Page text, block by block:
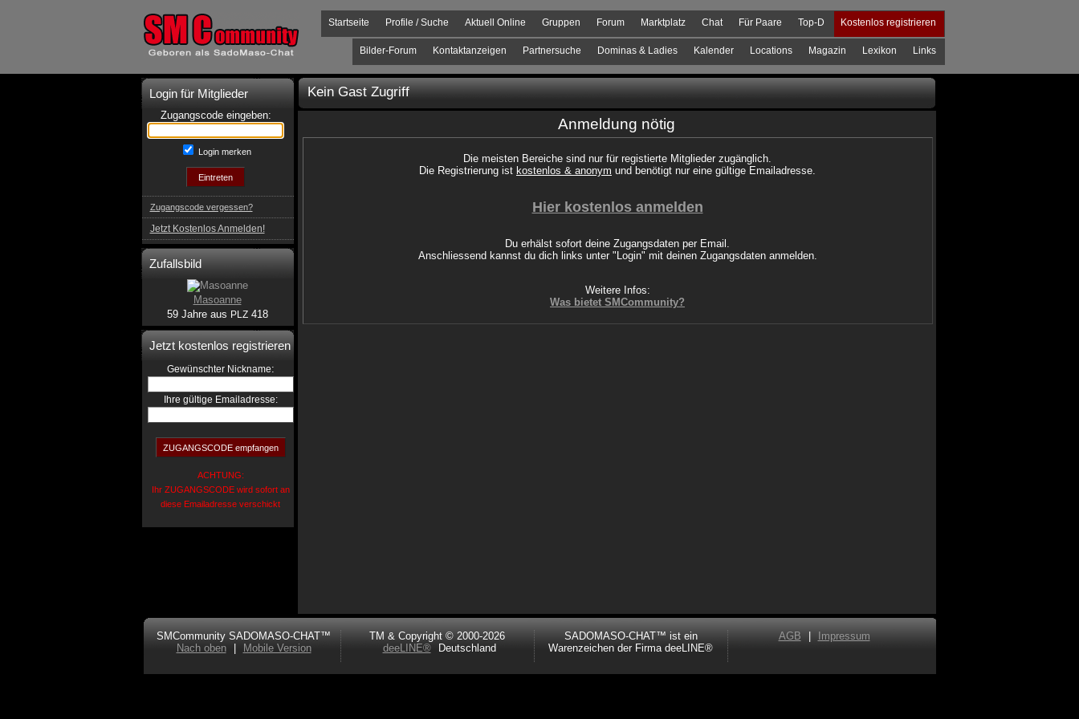
Kostenlos registrieren
Top-D
Für Paare
Chat
Marktplatz
Forum
Gruppen
Aktuell Online
Profile / Suche
Startseite
Links
Lexikon
Magazin
Locations
Kalender
Dominas & Ladies
Partnersuche
Kontaktanzeigen
Bilder-Forum
Login für Mitglieder
Zugangscode eingeben:
Login merken
Zugangscode vergessen?
Jetzt Kostenlos Anmelden!
Zufallsbild
Masoanne
59 Jahre aus PLZ418
Jetzt kostenlos registrieren
Gewünschter Nickname:
Ihre gültige Emailadresse:
ACHTUNG:
Ihr ZUGANGSCODE wird sofort an
diese Emailadresse verschickt
Kein Gast Zugriff
Anmeldung nötig
Die meisten Bereiche sind nur für registierte Mitglieder zugänglich.
Die Registrierung ist kostenlos & anonym und benötigt nur eine gültige Emailadresse.
Hier kostenlos anmelden
Du erhälst sofort deine Zugangsdaten per Email.
Anschliessend kannst du dich links unter "Login" mit deinen Zugangsdaten anmelden.
Weitere Infos:
Was bietet SMCommunity?
SMCommunity SADOMASO-CHAT™
Nach oben
Mobile Version
TM & Copyright © 2000-2026
deeLINE®
Deutschland
SADOMASO-CHAT™ ist ein
Warenzeichen der Firma deeLINE®
AGB Impressum